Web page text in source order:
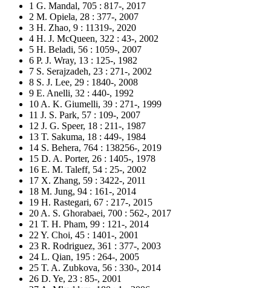
1 G. Mandal, 705 : 817-, 2017
2 M. Opiela, 28 : 377-, 2007
3 H. Zhao, 9 : 11319-, 2020
4 H. J. McQueen, 322 : 43-, 2002
5 H. Beladi, 56 : 1059-, 2007
6 P. J. Wray, 13 : 125-, 1982
7 S. Serajzadeh, 23 : 271-, 2002
8 S. J. Lee, 29 : 1840-, 2008
9 E. Anelli, 32 : 440-, 1992
10 A. K. Giumelli, 39 : 271-, 1999
11 J. S. Park, 57 : 109-, 2007
12 J. G. Speer, 18 : 211-, 1987
13 T. Sakuma, 18 : 449-, 1984
14 S. Behera, 764 : 138256-, 2019
15 D. A. Porter, 26 : 1405-, 1978
16 E. M. Taleff, 54 : 25-, 2002
17 X. Zhang, 59 : 3422-, 2011
18 M. Jung, 94 : 161-, 2014
19 H. Rastegari, 67 : 217-, 2015
20 A. S. Ghorabaei, 700 : 562-, 2017
21 T. H. Pham, 99 : 121-, 2014
22 Y. Choi, 45 : 1401-, 2001
23 R. Rodriguez, 361 : 377-, 2003
24 L. Qian, 195 : 264-, 2005
25 T. A. Zubkova, 56 : 330-, 2014
26 D. Ye, 23 : 85-, 2001